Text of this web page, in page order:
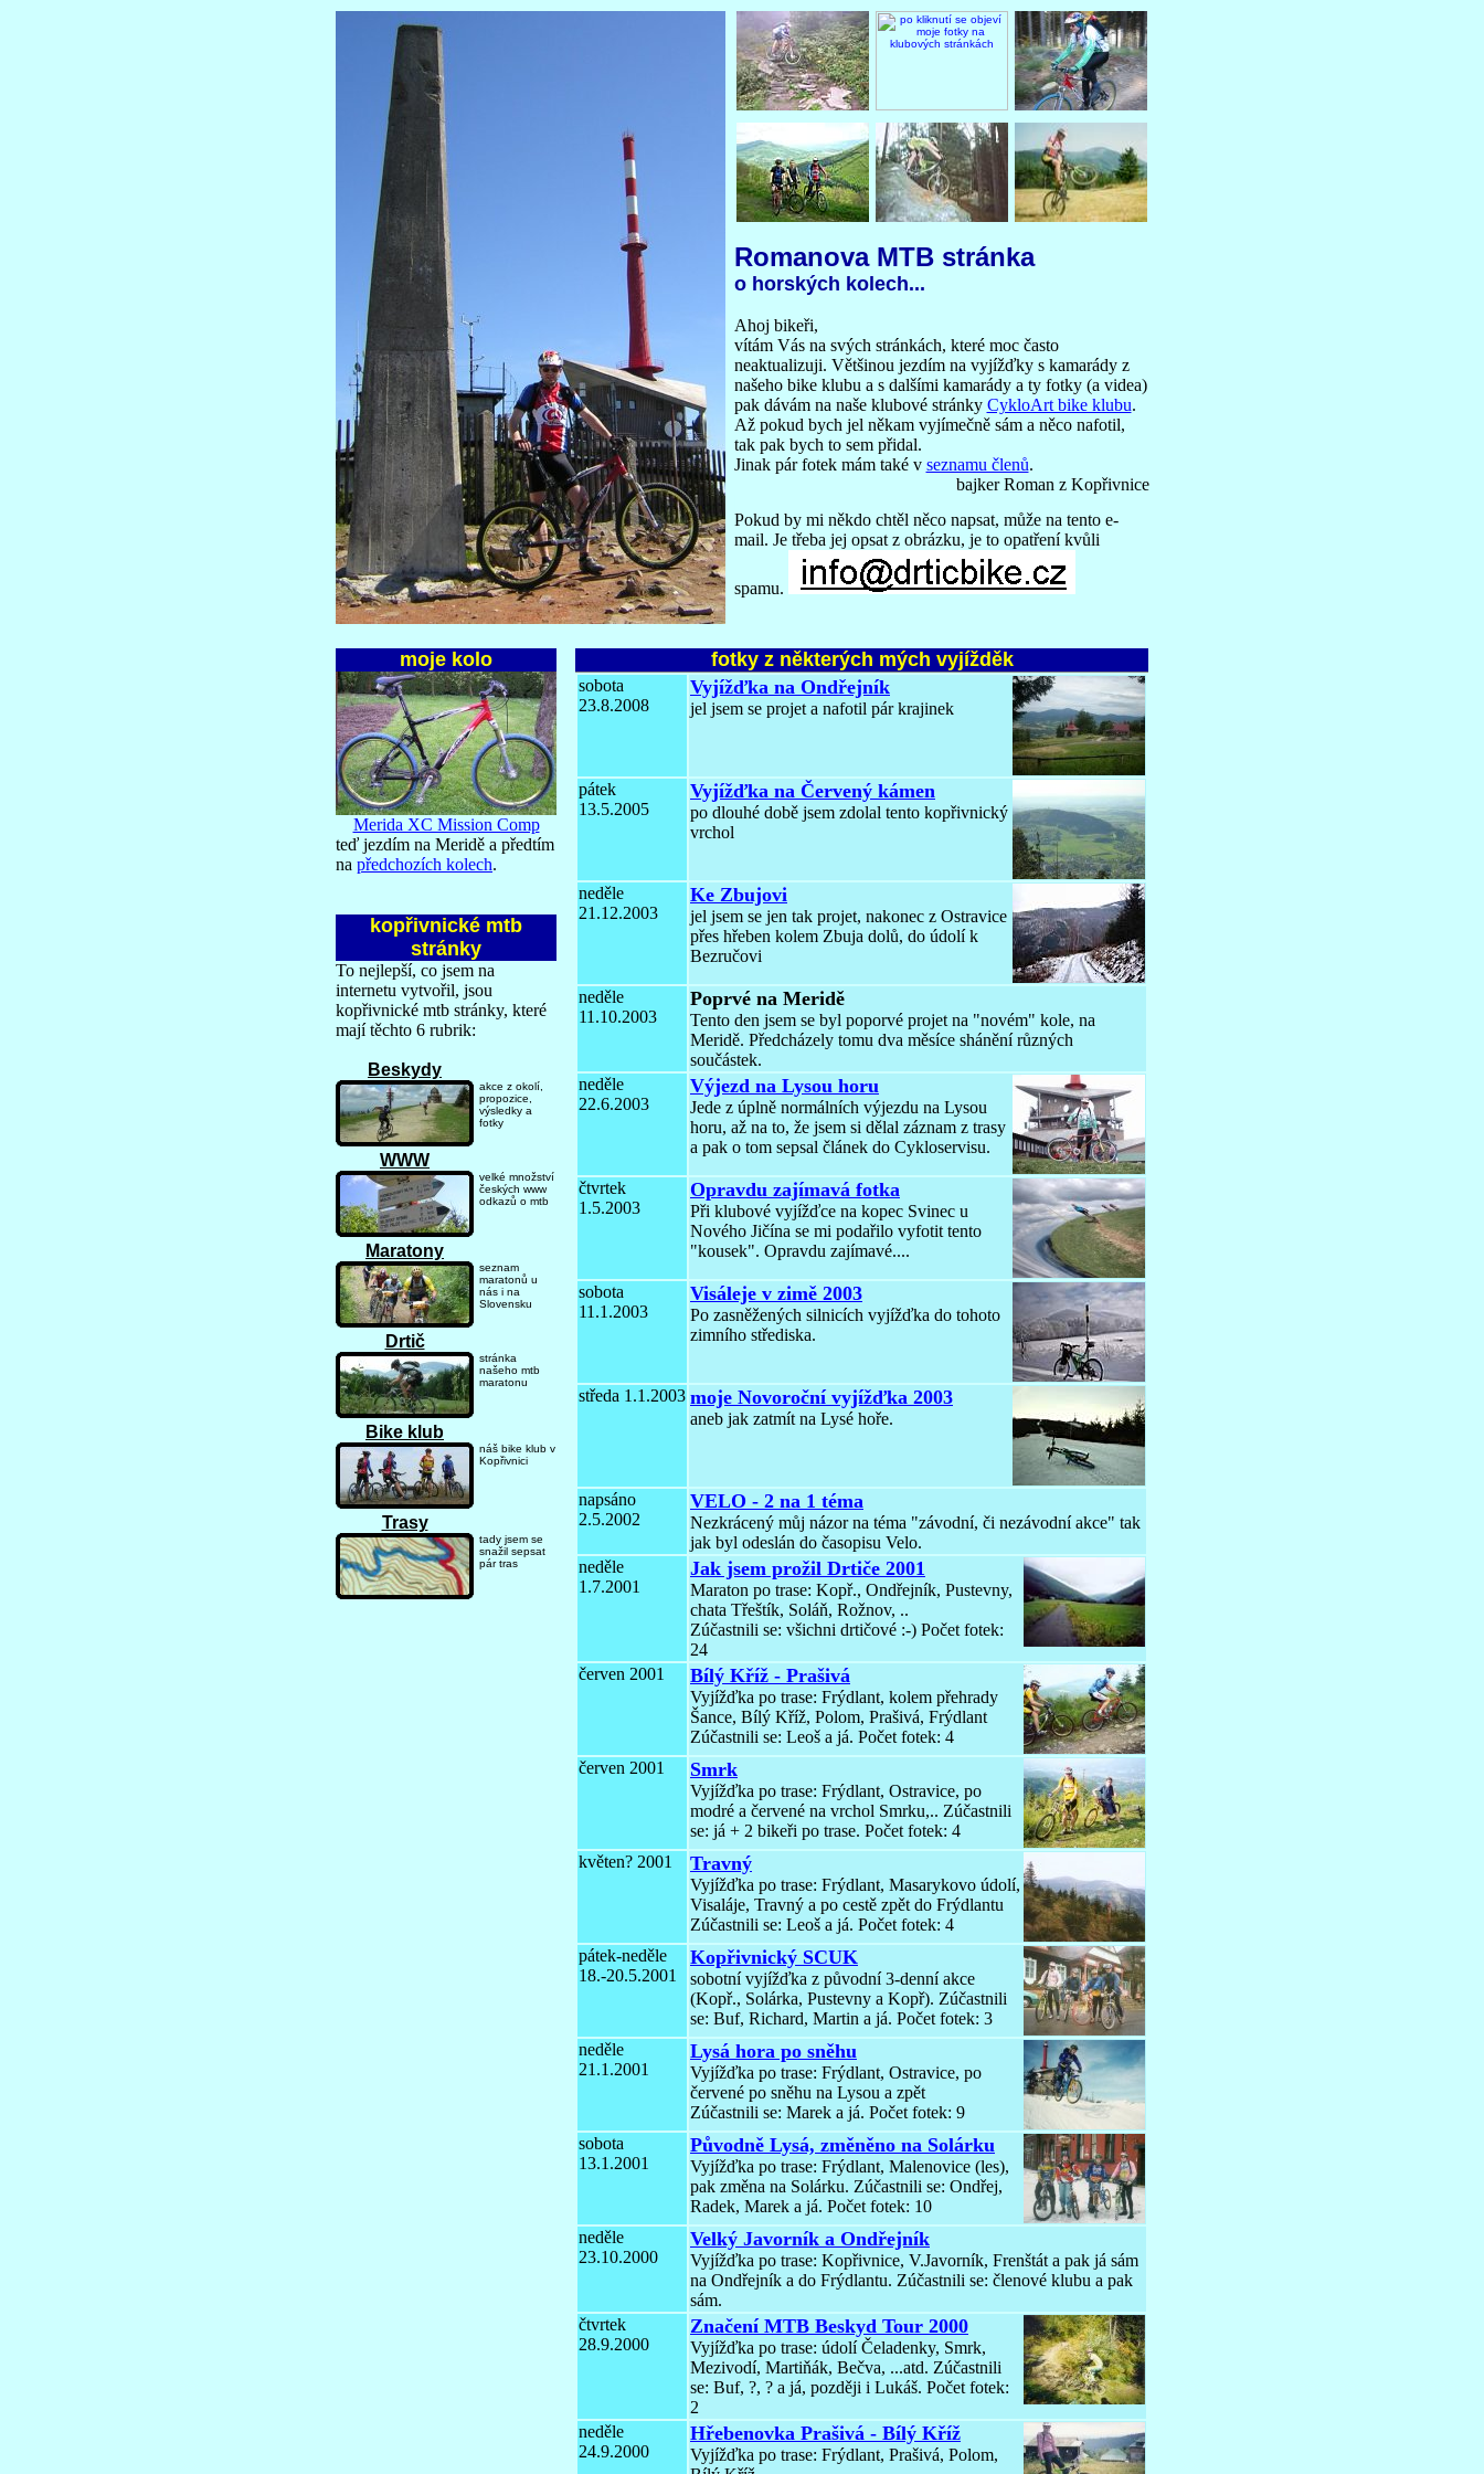
Romanova MTB stránka
o horských kolech...
Ahoj bikeři,
vítám Vás na svých stránkách, které moc často
neaktualizuji. Většinou jezdím na vyjížďky s kamarády z
našeho bike klubu a s dalšími kamarády a ty fotky (a videa)
pak dávám na naše klubové stránky CykloArt bike klubu.
Až pokud bych jel někam vyjímečně sám a něco nafotil,
tak pak bych to sem přidal.
Jinak pár fotek mám také v seznamu členů.
bajker Roman z Kopřivnice
Pokud by mi někdo chtěl něco napsat, může na tento e-
mail. Je třeba jej opsat z obrázku, je to opatření kvůli
spamu.
moje kolo
Merida XC Mission Comp
teď jezdím na Meridě a předtím
na předchozích kolech.
kopřivnické mtb
stránky
To nejlepší, co jsem na
internetu vytvořil, jsou
kopřivnické mtb stránky, které
mají těchto 6 rubrik:
Beskydy
akce z okolí,
propozice,
výsledky a
fotky
WWW
velké množství
českých www
odkazů o mtb
Maratony
seznam
maratonů u
nás i na
Slovensku
Drtič
stránka
našeho mtb
maratonu
Bike klub
náš bike klub v
Kopřivnici
Trasy
tady jsem se
snažil sepsat
pár tras
fotky z některých mých vyjížděk
sobota
23.8.2008
Vyjížďka na Ondřejník
jel jsem se projet a nafotil pár krajinek
pátek
13.5.2005
Vyjížďka na Červený kámen
po dlouhé době jsem zdolal tento kopřivnický
vrchol
neděle
21.12.2003
Ke Zbujovi
jel jsem se jen tak projet, nakonec z Ostravice
přes hřeben kolem Zbuja dolů, do údolí k
Bezručovi
neděle
11.10.2003
Poprvé na Meridě
Tento den jsem se byl poporvé projet na "novém" kole, na
Meridě. Předcházely tomu dva měsíce shánění různých
součástek.
neděle
22.6.2003
Výjezd na Lysou horu
Jede z úplně normálních výjezdu na Lysou
horu, až na to, že jsem si dělal záznam z trasy
a pak o tom sepsal článek do Cykloservisu.
čtvrtek
1.5.2003
Opravdu zajímavá fotka
Při klubové vyjížďce na kopec Svinec u
Nového Jičína se mi podařilo vyfotit tento
"kousek". Opravdu zajímavé....
sobota
11.1.2003
Visáleje v zimě 2003
Po zasněžených silnicích vyjížďka do tohoto
zimního střediska.
středa 1.1.2003 moje Novoroční vyjížďka 2003
aneb jak zatmít na Lysé hoře.
napsáno
2.5.2002
VELO - 2 na 1 téma
Nezkrácený můj názor na téma "závodní, či nezávodní akce" tak
jak byl odeslán do časopisu Velo.
neděle
1.7.2001
Jak jsem prožil Drtiče 2001
Maraton po trase: Kopř., Ondřejník, Pustevny,
chata Třeštík, Soláň, Rožnov, ..
Zúčastnili se: všichni drtičové :-) Počet fotek:
24
červen 2001
Bílý Kříž - Prašivá
Vyjížďka po trase: Frýdlant, kolem přehrady
Šance, Bílý Kříž, Polom, Prašivá, Frýdlant
Zúčastnili se: Leoš a já. Počet fotek: 4
červen 2001
Smrk
Vyjížďka po trase: Frýdlant, Ostravice, po
modré a červené na vrchol Smrku,.. Zúčastnili
se: já + 2 bikeři po trase. Počet fotek: 4
květen? 2001
Travný
Vyjížďka po trase: Frýdlant, Masarykovo údolí,
Visaláje, Travný a po cestě zpět do Frýdlantu
Zúčastnili se: Leoš a já. Počet fotek: 4
pátek-neděle
18.-20.5.2001
Kopřivnický SCUK
sobotní vyjížďka z původní 3-denní akce
(Kopř., Solárka, Pustevny a Kopř). Zúčastnili
se: Buf, Richard, Martin a já. Počet fotek: 3
neděle
21.1.2001
Lysá hora po sněhu
Vyjížďka po trase: Frýdlant, Ostravice, po
červené po sněhu na Lysou a zpět
Zúčastnili se: Marek a já. Počet fotek: 9
sobota
13.1.2001
Původně Lysá, změněno na Solárku
Vyjížďka po trase: Frýdlant, Malenovice (les),
pak změna na Solárku. Zúčastnili se: Ondřej,
Radek, Marek a já. Počet fotek: 10
neděle
23.10.2000
Velký Javorník a Ondřejník
Vyjížďka po trase: Kopřivnice, V.Javorník, Frenštát a pak já sám
na Ondřejník a do Frýdlantu. Zúčastnili se: členové klubu a pak
sám.
čtvrtek
28.9.2000
Značení MTB Beskyd Tour 2000
Vyjížďka po trase: údolí Čeladenky, Smrk,
Mezivodí, Martiňák, Bečva, ...atd. Zúčastnili
se: Buf, ?, ? a já, později i Lukáš. Počet fotek:
2
neděle
24.9.2000
Hřebenovka Prašivá - Bílý Kříž
Vyjížďka po trase: Frýdlant, Prašivá, Polom,